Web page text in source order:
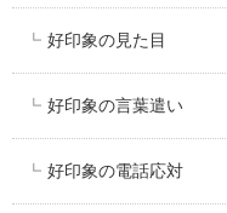
好印象の見た目
好印象の言葉遣い
好印象の電話応対